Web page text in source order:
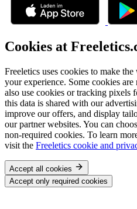
Cookies at
Freeletics uses cookies to make
your experience. Some cookies
also use cookies or tracking pixels
this data is shared with our
improve our offers, and display
our partner websites. You can
non-required cookies. To learn
visit the Freeletics cookie and
Accept all cookies
Accept only required cookies